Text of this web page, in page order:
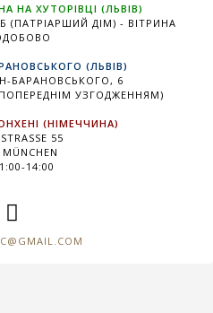
НА ХУТОРІВЦІ (ЛЬВІВ)
(ПАТРІАРШИЙ ДІМ) - ВІТРИНА
(ЛЬВІВ)
БАРАНОВСЬКОГО, 6
УЗГОДЖЕННЯМ)
(НІМЕЧЧИНА)
55
14:00